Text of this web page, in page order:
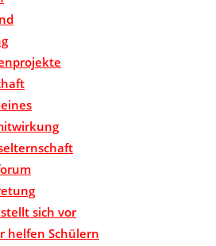
stellt sich vor
helfen Schülern